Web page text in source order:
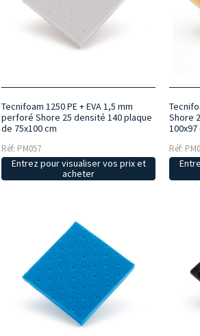
Tecnifoam 1250 PE + EVA 1,5 mm
perforé Shore 25 densité 140 plaque
de 75x100 cm
Réf: PM057
Entrez pour visualiser vos prix et
acheter
Shore
100x97
Réf: